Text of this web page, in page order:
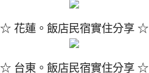
☆ 花蓮。飯店民宿實住分享 ☆
☆ 台東。飯店民宿實住分享 ☆